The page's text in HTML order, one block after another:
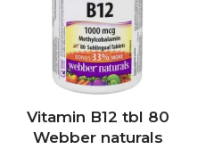
Vitamin B12 tbl 80
Webber naturals